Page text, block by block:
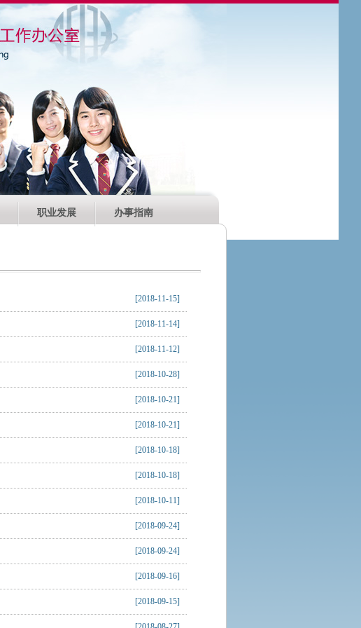
职业发展 办事指南
[2018-11-15]
[2018-11-14]
[2018-11-12]
[2018-10-28]
[2018-10-21]
[2018-10-21]
[2018-10-18]
[2018-10-18]
[2018-10-11]
[2018-09-24]
[2018-09-24]
[2018-09-16]
[2018-09-15]